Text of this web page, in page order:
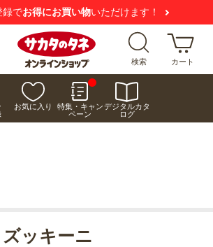
録でお得にお買い物いただけます！
検索 カート
お気に入り
特集・キャン
ペーン
デジタルカタ
ログ
ッキーニ